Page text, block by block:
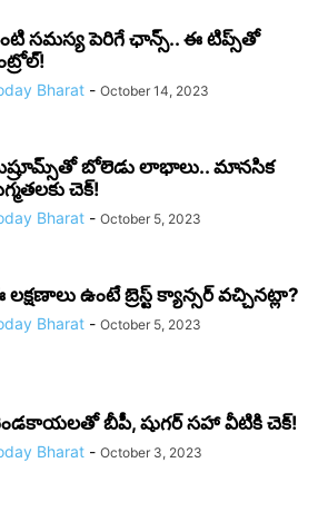
సమస్య పెరిగే ఛాన్స్.. ఈ టిప్స్‌తో
Bharat - October 14, 2023
బోలెడు లాభాలు.. మానసిక
చెక్!
Bharat - October 5, 2023
ఉంటే బ్రెస్ట్ క్యాన్సర్ వచ్చినట్లా?
Bharat - October 5, 2023
బీపీ, షుగర్ సహా వీటికి చెక్!
Bharat - October 3, 2023